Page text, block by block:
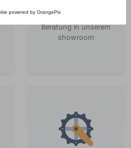
powered by OrangePixSEE & TRY
Beratung in unserem
showroom